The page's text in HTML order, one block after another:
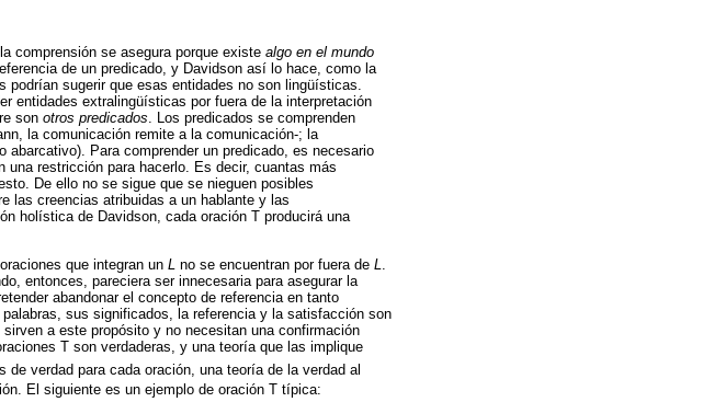
comprensión se asegura porque existe algo en el mundo
de un predicado, y Davidson así lo hace, como la
podrían sugerir que esas entidades no son lingüísticas.
entidades extralingüísticas por fuera de la interpretación
son otros predicados. Los predicados se comprenden
la comunicación remite a la comunicación-; la
abarcativo). Para comprender un predicado, es necesario
una restricción para hacerlo. Es decir, cuantas más
De ello no se sigue que se nieguen posibles
las creencias atribuidas a un hablante y las
holística de Davidson, cada oración T producirá una
que integran un L no se encuentran por fuera de L
entonces, pareciera ser innecesaria para asegurar la
abandonar el concepto de referencia en tanto
sus significados, la referencia y la satisfacción son
a este propósito y no necesitan una confirmación
T son verdaderas, y una teoría que las implique
de verdad para cada oración, una teoría de la verdad al
El siguiente es un ejemplo de oración T típica: